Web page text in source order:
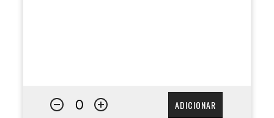
ADICIONAR